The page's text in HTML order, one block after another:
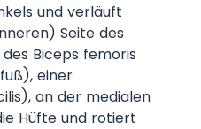
und verläuft
Seite des
Biceps femoris
einer
an der medialen
Hüfte und rotiert